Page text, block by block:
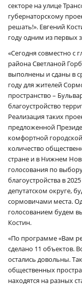
секторе на улице
губернаторскому
решать!». Евгений
году одним из первых
«Сегодня совместно с
района Светланой
выполнены и сданы в
году для жителей
пространство –
благоустройство
Реализация таких
предложенной
комфортной
количество
стране и в Нижнем
голосования по
благоустройства в
депутатском округе,
сормовичами места.
голосованием будем
Костин.
«По программе «Вам
сделано 11 объектов.
остались довольны.
общественных
находятся на разных